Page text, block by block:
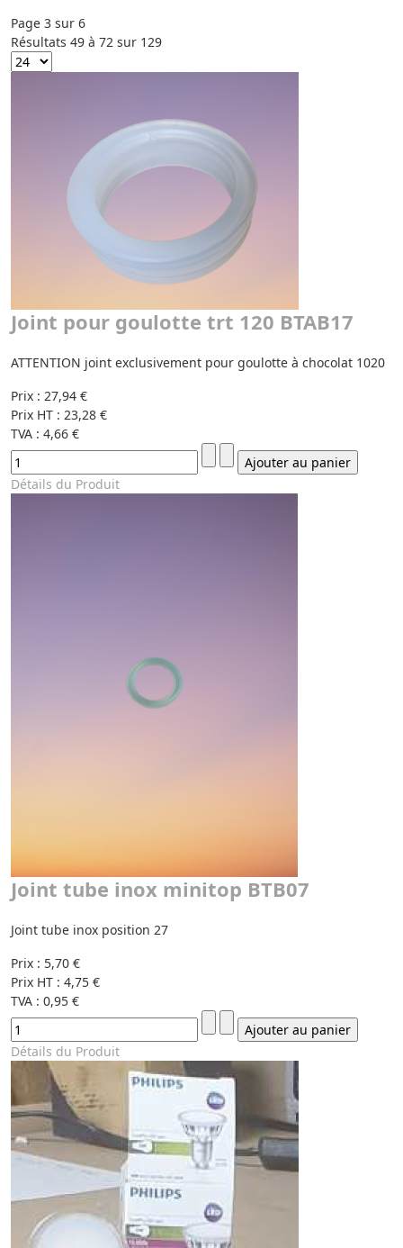
Page 3 sur 6
Résultats 49 à 72 sur 129
Joint pour goulotte trt 120 BTAB17
ATTENTION joint exclusivement pour goulotte à chocolat 1020
Prix : 27,94 €
Prix HT : 23,28 €
TVA : 4,66 €
Détails du Produit
Joint tube inox minitop BTB07
Joint tube inox position 27
Prix : 5,70 €
Prix HT : 4,75 €
TVA : 0,95 €
Détails du Produit